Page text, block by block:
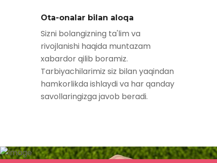
Ota-onalar bilan aloqa
Sizni bolangizning ta'lim va
rivojlanishi haqida muntazam
xabardor qilib boramiz.
Tarbiyachilarimiz siz bilan yaqindan
hamkorlikda ishlaydi va har qanday
savollaringizga javob beradi.